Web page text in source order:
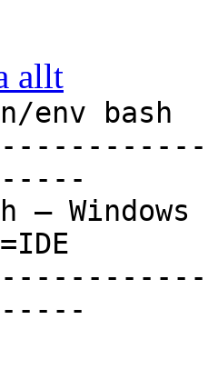
allt
env bash
Windows